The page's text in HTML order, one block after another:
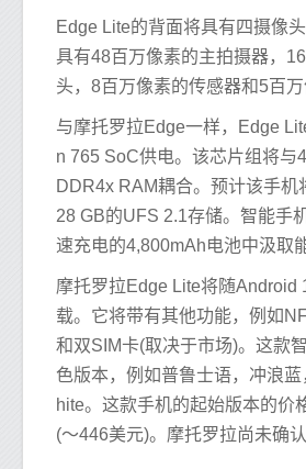
Edge Lite的背面将具有四摄像
具有48百万像素的主拍摄器，
头，8百万像素的传感器和5百万
与摩托罗拉Edge一样，Edge
n 765 SoC供电。该芯片组将与
DDR4x RAM耦合。预计该手机
28 GB的UFS 2.1存储。智能手
速充电的4,800mAh电池中汲取
摩托罗拉Edge Lite将随Android
载。它将带有其他功能，例如
和双SIM卡(取决于市场)。这款
色版本，例如普鲁士语，冲浪
hite。这款手机的起始版本的价
(〜446美元)。摩托罗拉尚未确